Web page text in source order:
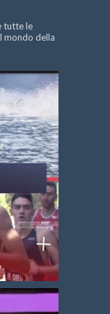
tutte le
mondo della